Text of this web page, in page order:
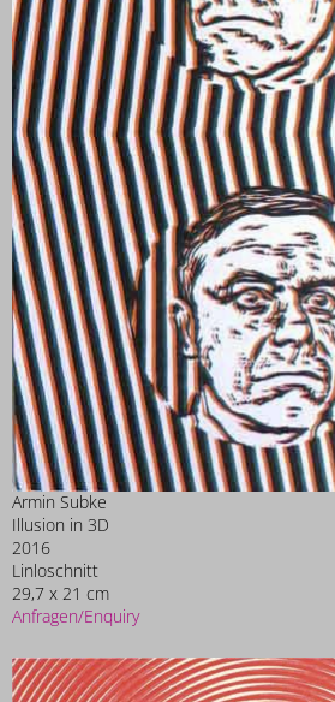
Armin Subke
Illusion in 3D
2016
Linloschnitt
29,7 x 21 cm
Anfragen/Enquiry